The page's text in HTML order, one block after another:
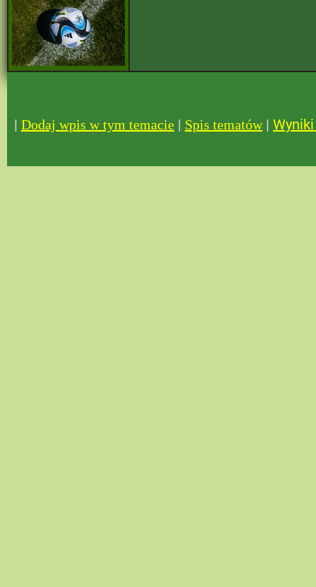
| Dodaj wpis w tym temacie | Spis tematów|